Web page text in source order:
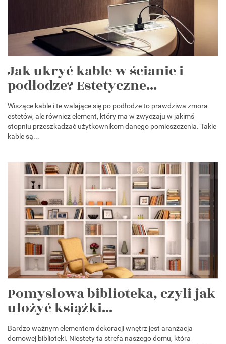
Jak ukryć kable w ścianie i
podłodze? Estetyczne...
Wiszące kable i te walające się po podłodze to prawdziwa zmora
estetów, ale również element, który ma w zwyczaju w jakimś
stopniu przeszkadzać użytkownikom danego pomieszczenia. Takie
kable są...
Pomysłowa biblioteka, czyli jak
ułożyć książki...
Bardzo ważnym elementem dekoracji wnętrz jest aranżacja
domowej biblioteki. Niestety ta strefa naszego domu, która